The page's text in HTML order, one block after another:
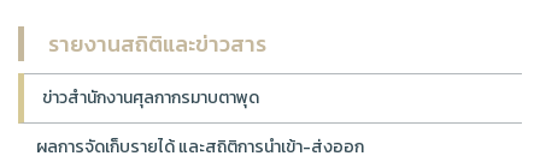
รายงานสถิติและข่าวสาร
ข่าวสำนักงานศุลกากรมาบตาพุด
ผลการจัดเก็บรายได้ และสถิติการนำเข้า-ส่งออก